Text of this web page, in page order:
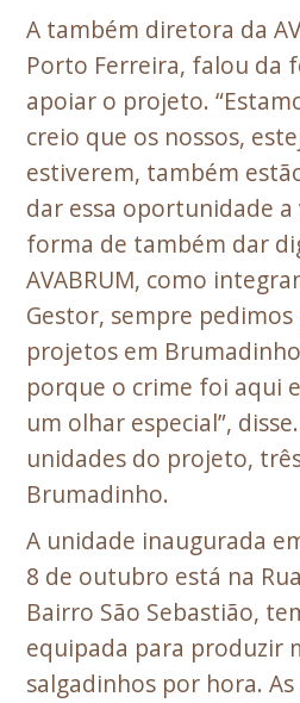
A também diretora da
Porto Ferreira, falou da
apoiar o projeto.
creio que os nossos,
estiverem, também
dar essa oportunidade a
forma de também dar
AVABRUM, como
Gestor, sempre
projetos em
porque o crime foi aqui
um olhar especial”,
unidades do projeto,
Brumadinho.
A unidade inaugurada
8 de outubro está na Rua
Bairro São Sebastião,
equipada para produzir
salgadinhos por hora.